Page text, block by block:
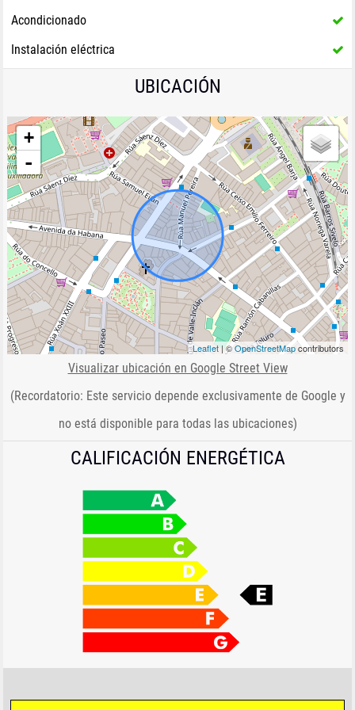
Acondicionado
Instalación eléctrica
UBICACIÓN
+
-
Leaflet| ©OpenStreetMapcontributors
Visualizar ubicación en Google Street View
(Recordatorio: Este servicio depende exclusivamente de Google y
no está disponible para todas las ubicaciones)
CALIFICACIÓN ENERGÉTICA